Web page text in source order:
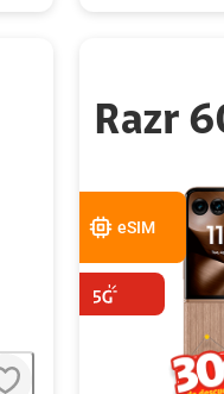
Razr
eSIM